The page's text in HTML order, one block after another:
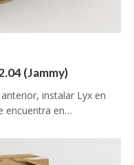
(Jammy)
instalar Lyx en
encuentra en…